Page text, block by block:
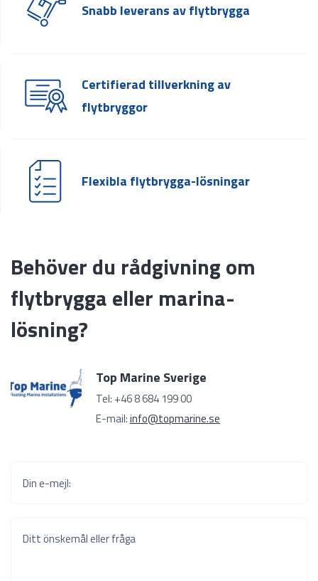
Snabb leverans av flytbrygga
Certifierad tillverkning av
flytbryggor
Flexibla flytbrygga-lösningar
Behöver du rådgivning om
flytbrygga eller marina-
lösning?
Top Marine Sverige
Tel: +46 8 684 199 00
E-mail:info@topmarine.se
Din e-mejl:
Ditt önskemål eller fråga